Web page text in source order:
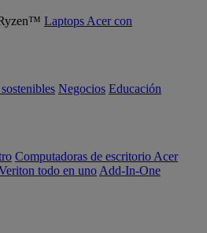
Laptops Acer con
Negocios Educación
Computadoras de escritorio Acer
todo en uno Add-In-One